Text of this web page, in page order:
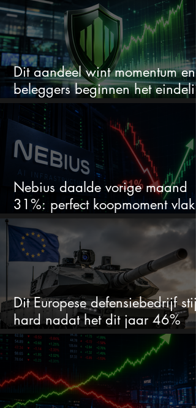
Dit aandeel wint momentum en
beleggers beginnen het eindelijk
te zien
Nebius daalde vorige maand
31%: perfect koopmoment vlak
voor kwartaalcijfers?
Dit Europese defensiebedrijf
hard nadat het dit jaar 46%
daalde: mooie koopkans?